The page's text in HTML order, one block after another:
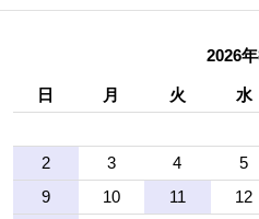
2026年
日 月 火 水
2
3 4 5
9
10 11 12